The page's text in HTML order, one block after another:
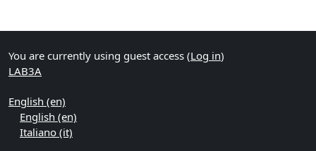
You are currently using guest access (Log in)
LAB3A
English ‎(en)‎
English ‎(en)‎
Italiano ‎(it)‎